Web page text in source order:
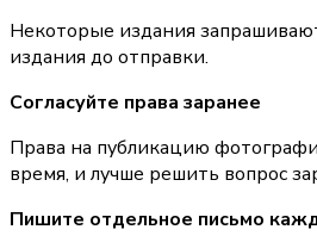
Некоторые издания
издания до отправки.
Согласуйте права заранее
Права на публикацию
время, и лучше решить вопрос
Пишите отдельное письмо